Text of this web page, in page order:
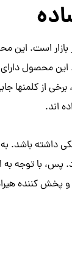
است. این
این محصول
برخی از کلمنها
اند.
داشته باشد.
پس، با توجه
پخش کننده